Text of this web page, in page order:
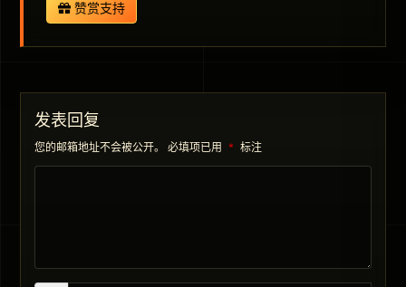
赞赏支持
发表回复
您的邮箱地址不会被公开。 必填项已用 * 标注